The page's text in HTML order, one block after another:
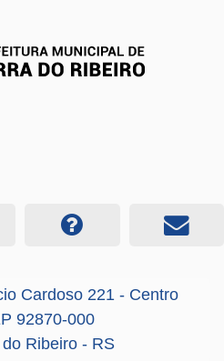
Cardoso 221 - Centro
92870-000
Ribeiro - RS